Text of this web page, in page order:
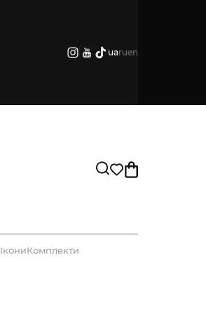
uaruen
ІкониКомплекти